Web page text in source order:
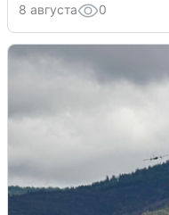
8 августа 0